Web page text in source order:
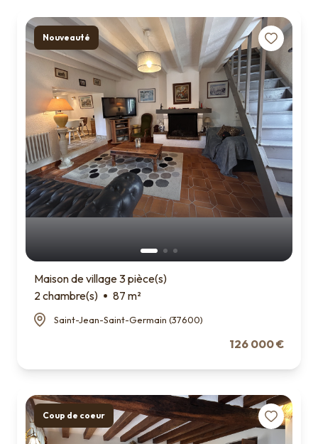
Nouveauté
Maison de village 3 pièce(s)
2 chambre(s)
87 m²
Saint-Jean-Saint-Germain (37600)
126 000 €
Coup de coeur